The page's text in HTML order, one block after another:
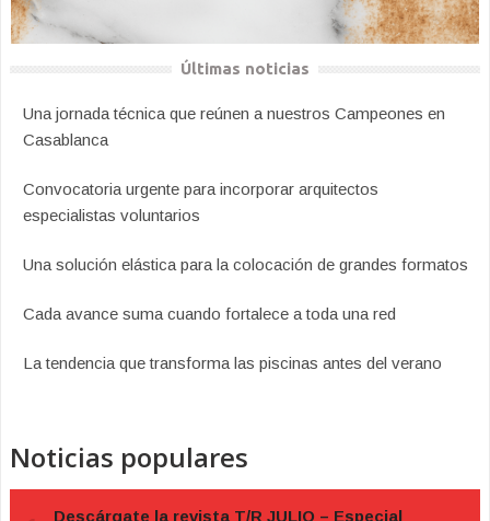
Últimas noticias
Una jornada técnica que reúnen a nuestros Campeones en
Casablanca
Convocatoria urgente para incorporar arquitectos
especialistas voluntarios
Una solución elástica para la colocación de grandes formatos
Cada avance suma cuando fortalece a toda una red
La tendencia que transforma las piscinas antes del verano
Noticias populares